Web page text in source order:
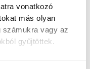
vonatkozó
más olyan
számukra vagy az
gyűjtöttek.
De eddig
a foci